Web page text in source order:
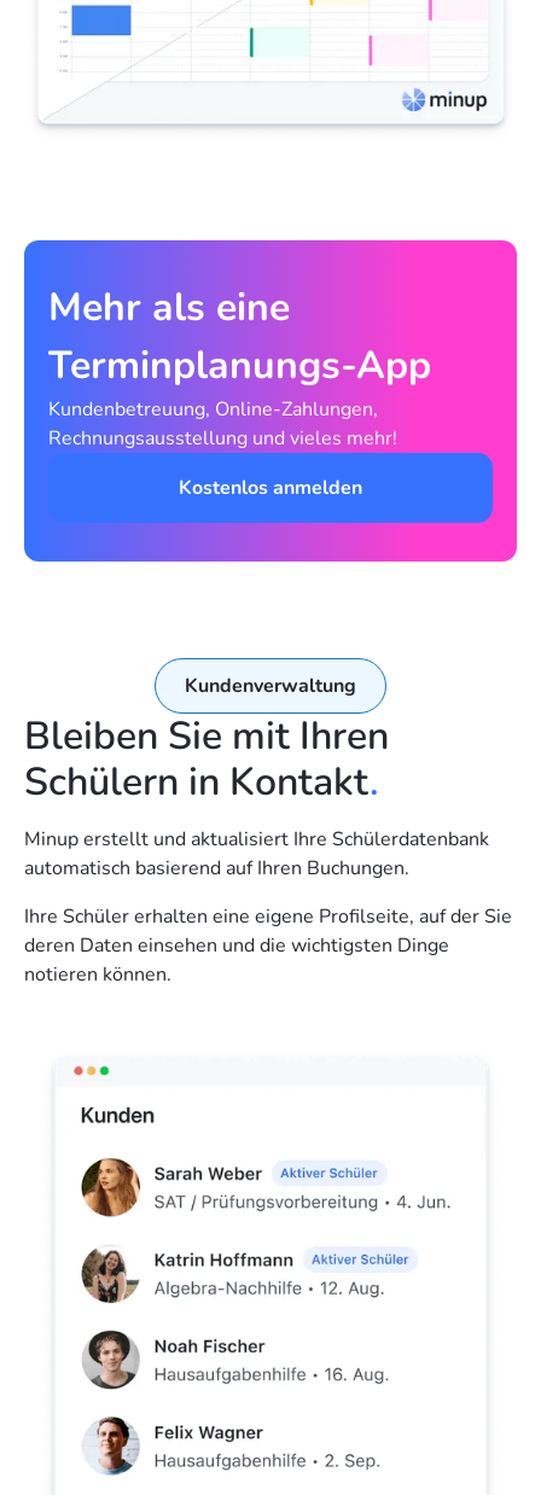
Mehr als eine
Terminplanungs-App
Kundenbetreuung, Online-Zahlungen,
Rechnungsausstellung und vieles mehr!
Kostenlos anmelden
Kundenverwaltung
Bleiben Sie mit Ihren
Schülern in Kontakt.
Minup erstellt und aktualisiert Ihre Schülerdatenbank
automatisch basierend auf Ihren Buchungen.
Ihre Schüler erhalten eine eigene Profilseite, auf der Sie
deren Daten einsehen und die wichtigsten Dinge
notieren können.